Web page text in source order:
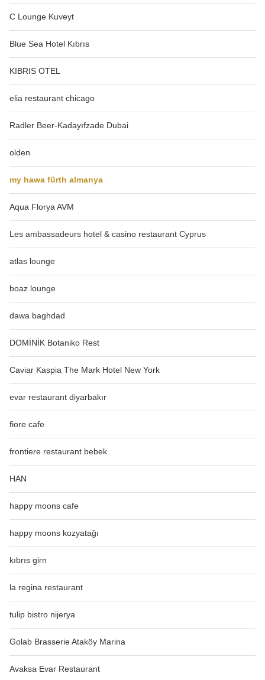
C Lounge Kuveyt
Blue Sea Hotel Kıbrıs
KIBRIS OTEL
elia restaurant chicago
Radler Beer-Kadayıfzade Dubai
olden
my hawa fürth almanya
Aqua Florya AVM
Les ambassadeurs hotel & casino restaurant Cyprus
atlas lounge
boaz lounge
dawa baghdad
DOMİNİK Botaniko Rest
Caviar Kaspia The Mark Hotel New York
evar restaurant diyarbakır
fiore cafe
frontiere restaurant bebek
HAN
happy moons cafe
happy moons kozyatağı
kıbrıs girn
la regina restaurant
tulip bistro nijerya
Golab Brasserie Ataköy Marina
Avaksa Evar Restaurant